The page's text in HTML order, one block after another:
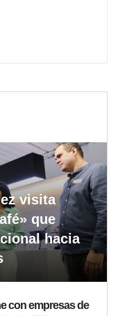
visita
que
hacia
con empresas de